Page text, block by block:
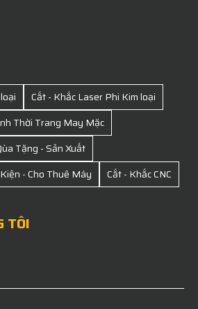
Cắt - Khắc Laser Phi Kim loại
Thời Trang May Mặc
Tặng - Sản Xuất
- Cho Thuê Máy
Cắt - Khắc CNC
TÔI